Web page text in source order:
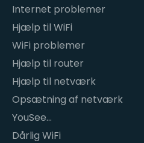
Internet problemer
Hjælp til WiFi
WiFi problemer
Hjælp til router
Hjælp til netværk
Opsætning af netværk
YouSee
internetproblemer
Dårlig WiFi